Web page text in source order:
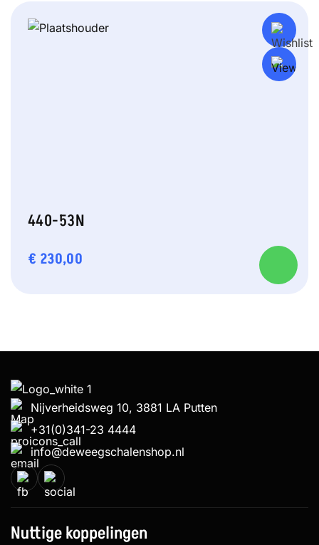
440-53N
€ 230,00
Nijverheidsweg 10, 3881 LA Putten
+31(0)341-23 4444
info@deweegschalenshop.nl
Nuttige koppelingen